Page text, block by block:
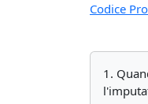
Codice
1.